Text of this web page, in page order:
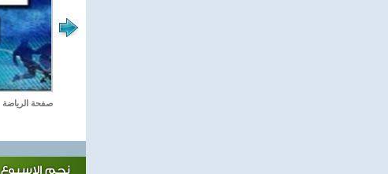
صفحة الرياضة
نجم الإسبوع